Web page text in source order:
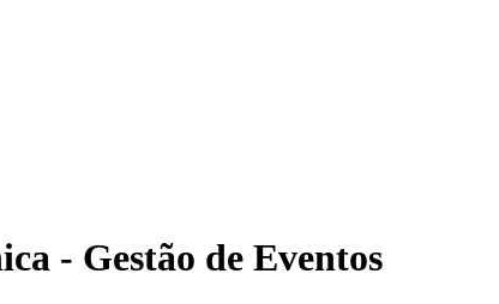
- Gestão de Eventos